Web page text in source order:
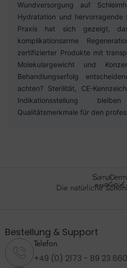
Wundversorgung auf
Hydratation und
Praxis hat sich gezeigt,
komplikationsarme
zertifizierter Produkte mit
Molekulargewicht und
Behandlungserfolg
achten? Sterilität, CE-
Indikationsstellung
Qualitätsmerkmale für den
Die natürliche
Bestellung & Support
Telefon
+49 (0) 2173 - 89 23 860